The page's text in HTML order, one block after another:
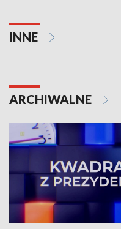
INNE
ARCHIWALNE